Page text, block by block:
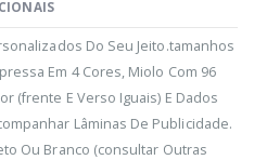
Do Seu Jeito.tamanhos
Em 4 Cores, Miolo Com 96
(frente E Verso Iguais) E Dados
Lâminas De Publicidade.
Ou Branco (consultar Outras